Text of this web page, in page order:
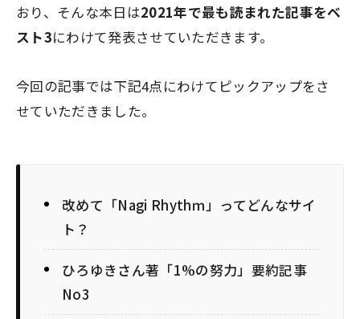
おり、そんな本日は2021年で最も読まれた記事をベ
スト3にわけて発表させていただきます。
今回の記事では下記4点にわけてピックアップをさ
せていただきました。
改めて「Nagi Rhythｍ」ってどんなサイ
ト？
ひろゆきさん著「1%の努力」要約記事
No3